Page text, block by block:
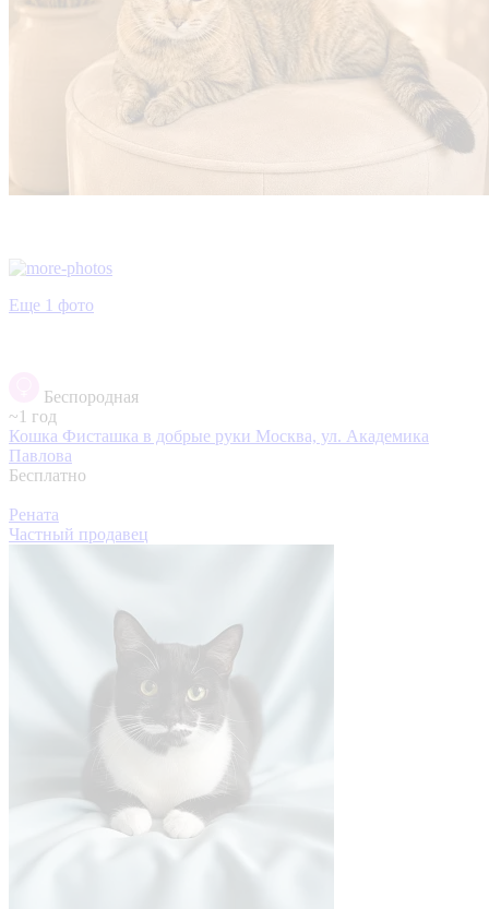
Еще 1 фото
Беспородная
~1 год
Кошка Фисташка в добрые руки Москва, ул. Академика
Павлова
Бесплатно
Рената
Частный продавец